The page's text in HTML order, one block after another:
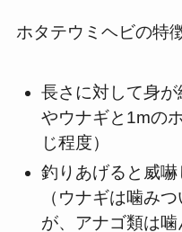
ホタテウミヘビの特
長さに対して身
やウナギと1mの
じ程度）
釣りあげると威
（ウナギは噛み
が、アナゴ類は噛